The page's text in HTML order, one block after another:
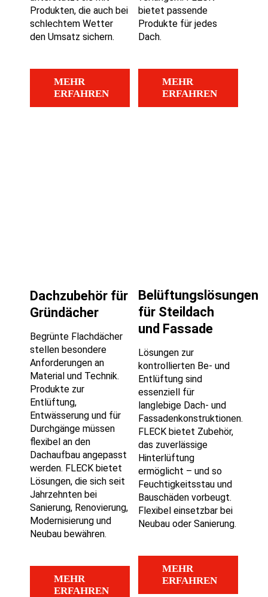
Produkten, die auch bei
schlechtem Wetter
den Umsatz sichern.
MEHR
ERFAHREN
bietet passende
Produkte für jedes
Dach.
MEHR
ERFAHREN
Dachzubehör für
Gründächer
Begrünte Flachdächer
stellen besondere
Anforderungen an
Material und Technik.
Produkte zur
Entlüftung,
Entwässerung und für
Durchgänge müssen
flexibel an den
Dachaufbau angepasst
werden. FLECK bietet
Lösungen, die sich seit
Jahrzehnten bei
Sanierung, Renovierung,
Modernisierung und
Neubau bewähren.
MEHR
ERFAHREN
Belüftungslösungen
für Steildach
und Fassade
Lösungen zur
kontrollierten Be- und
Entlüftung sind
essenziell für
langlebige Dach- und
Fassadenkonstruktionen.
FLECK bietet Zubehör,
das zuverlässige
Hinterlüftung
ermöglicht – und so
Feuchtigkeitsstau und
Bauschäden vorbeugt.
Flexibel einsetzbar bei
Neubau oder Sanierung.
MEHR
ERFAHREN